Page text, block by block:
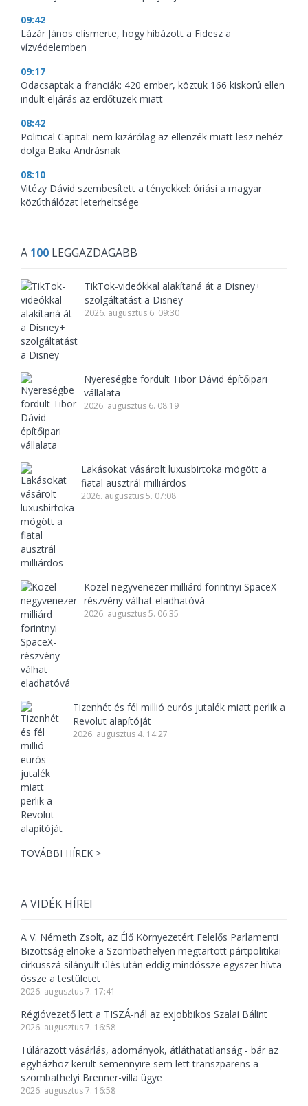
09:42
Lázár János elismerte, hogy hibázott a Fidesz a
vízvédelemben
09:17
Odacsaptak a franciák: 420 ember, köztük 166 kiskorú ellen
indult eljárás az erdőtüzek miatt
08:42
Political Capital: nem kizárólag az ellenzék miatt lesz nehéz
dolga Baka Andrásnak
08:10
Vitézy Dávid szembesített a tényekkel: óriási a magyar
közúthálózat leterheltsége
A 100 LEGGAZDAGABB
TikTok-videókkal alakítaná át a Disney+
szolgáltatást a Disney
2026. augusztus 6. 09:30
Nyereségbe fordult Tibor Dávid építőipari
vállalata
2026. augusztus 6. 08:19
Lakásokat vásárolt luxusbirtoka mögött a
fiatal ausztrál milliárdos
2026. augusztus 5. 07:08
Közel negyvenezer milliárd forintnyi SpaceX-
részvény válhat eladhatóvá
2026. augusztus 5. 06:35
Tizenhét és fél millió eurós jutalék miatt perlik a
Revolut alapítóját
2026. augusztus 4. 14:27
TOVÁBBI HÍREK >
A VIDÉK HÍREI
A V. Németh Zsolt, az Élő Környezetért Felelős Parlamenti
Bizottság elnöke a Szombathelyen megtartott pártpolitikai
cirkusszá silányult ülés után eddig mindössze egyszer hívta
össze a testületet
2026. augusztus 7. 17:41
Régióvezető lett a TISZÁ-nál az exjobbikos Szalai Bálint
2026. augusztus 7. 16:58
Túlárazott vásárlás, adományok, átláthatatlanság - bár az
egyházhoz került semennyire sem lett transzparens a
szombathelyi Brenner-villa ügye
2026. augusztus 7. 16:58